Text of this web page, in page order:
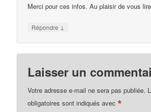
Merci pour ces infos. Au plaisir de vous
Répondre ↓
Laisser un
Votre adresse e-mail ne sera pas publiée.
obligatoires sont indiqués avec*